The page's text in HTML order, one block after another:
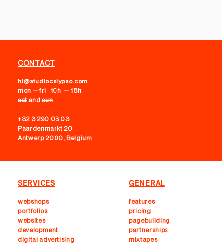
CONTACT
hi@studiocalypso.com
mon — fri 10h — 18h
satandsun
+32 3 290 03 03
Paardenmarkt 20
Antwerp 2000, Belgium
SERVICES
webshops
portfolios
websites
development
digital advertising
GENERAL
features
pricing
pagebuilding
partnerships
mixtapes